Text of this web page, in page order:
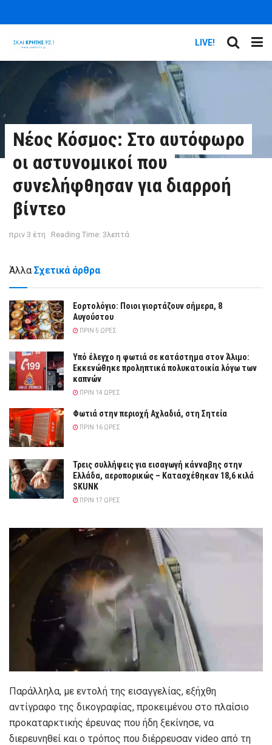
LIVE!
Νέος Κόσμος: Στο αυτόφωρο
οι αστυνομικοί που
συνελήφθησαν για διαρροή
βίντεο
πριν 3 έτη Reading Time: 3λεπτά
Άλλα Σχετικά άρθρα
Εορτολόγιο: Ποιοι γιορτάζουν σήμερα, 8
Αυγούστου
ΠΡΙΝ 5 ΏΡΕΣ
Yπό έλεγχο η φωτιά σε κατάστημα στον Άλιμο:
Εκκενώθηκε προληπτικά πολυκατοικία λόγω των
καπνών
ΠΡΙΝ 14 ΏΡΕΣ
Φωτιά στην περιοχή Αχλαδιά, στη Σητεία
ΠΡΙΝ 16 ΏΡΕΣ
Τρεις συλλήψεις για εισαγωγή κάνναβης στην
Ελλάδα, αεροπορικώς – Κατασχέθηκαν 18,6 κιλά
SKUNK
ΠΡΙΝ 17 ΏΡΕΣ
Παράλληλα, με εντολή της εισαγγελίας, εξήχθη
αντίγραφο της δικογραφίας, προκειμένου στο πλαίσιο
προκαταρκτικής έρευνας που ήδη ξεκίνησε, να
διερευνηθεί και ο τρόπος που διέρρευσαν video από τη